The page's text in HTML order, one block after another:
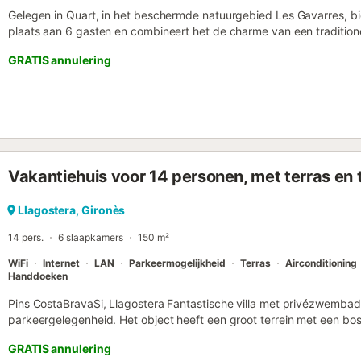
Gelegen in Quart, in het beschermde natuurgebied Les Gavarres,
plaats aan 6 gasten en combineert het de charme van een
privékeuken, Wi-Fi geschikt voor videogesprekken, tv,
van uitzicht op de bergen en een overdekt privéterras, ideaal om
toegang is eenvoudig, met slechts een kleine opstap bij de
van een tuin en een buitenzwembad, gedeeld met slechts één
is. De finca is omgeven door mediterraan bos, steeneiken en
heetste uren gesloten te houden. Bij boekingen voor minder
laadpunt voor elektrische auto's zijn beschikbaar tegen een toeslag.
GRATIS annulering
Vakantiehuis voor 14 personen, met terras en
Llagostera, Gironès
14 pers. 6 slaapkamers 150 m²
WiFi Internet LAN Parkeermogelijkheid Terras Airconditioning
Handdoeken
Pins CostaBravaSi, Llagostera Fantastische villa met
parkeergelegenheid. Het object heeft een groot terrein met een
begane grond: hal, woonkamer met toegang tot het terras, volledig
GRATIS annulering